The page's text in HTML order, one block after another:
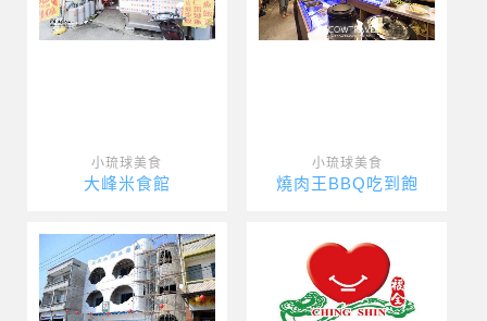
小琉球美食
大峰米食館
小琉球美食
燒肉王BBQ吃到飽